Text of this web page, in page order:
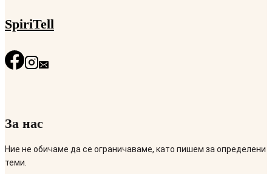
SpiriTell
За нас
Ние не обичаме да се ограничаваме, като пишем за определени
теми.